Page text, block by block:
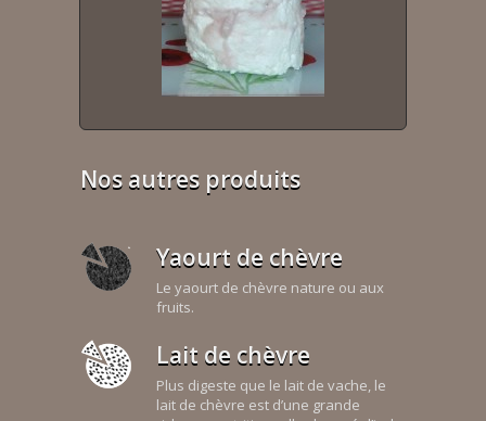
Nos autres produits
Yaourt de chèvre
Le yaourt de chèvre nature ou aux
fruits.
Lait de chèvre
Plus digeste que le lait de vache, le
lait de chèvre est d’une grande